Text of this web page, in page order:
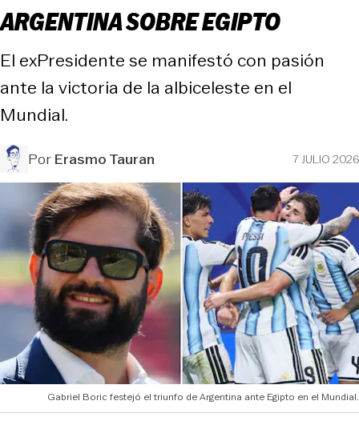
ARGENTINA SOBRE EGIPTO
El exPresidente se manifestó con pasión
ante la victoria de la albiceleste en el
Mundial.
PorErasmo Tauran 7 JULIO 2026
Gabriel Boric festejó el triunfo de Argentina ante Egipto en el Mundial.